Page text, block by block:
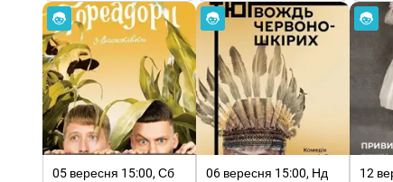
05 вересня 15:00, Сб 06 вересня 15:00, Нд 12